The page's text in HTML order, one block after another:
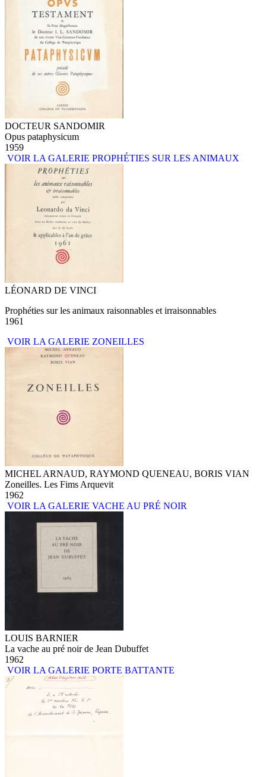
DOCTEUR SANDOMIR
Opus pataphysicum
1959
VOIR LA GALERIE PROPHÉTIES SUR LES ANIMAUX
LÉONARD DE VINCI
Prophéties sur les animaux raisonnables et irraisonnables
1961
VOIR LA GALERIE ZONEILLES
MICHEL ARNAUD, RAYMOND QUENEAU, BORIS VIAN
Zoneilles. Les Fims Arquevit
1962
VOIR LA GALERIE VACHE AU PRÉ NOIR
LOUIS BARNIER
La vache au pré noir de Jean Dubuffet
1962
VOIR LA GALERIE PORTE BATTANTE